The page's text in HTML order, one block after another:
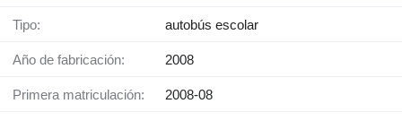
Tipo: autobús escolar
Año de fabricación: 2008
Primera matriculación: 2008-08